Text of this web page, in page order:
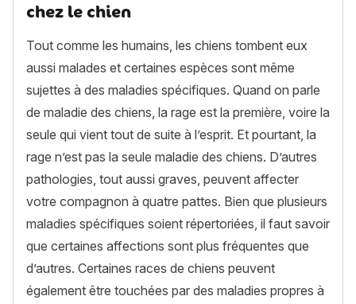
chez le chien
Tout comme les humains, les chiens tombent eux
aussi malades et certaines espèces sont même
sujettes à des maladies spécifiques. Quand on parle
de maladie des chiens, la rage est la première, voire la
seule qui vient tout de suite à l’esprit. Et pourtant, la
rage n’est pas la seule maladie des chiens. D’autres
pathologies, tout aussi graves, peuvent affecter
votre compagnon à quatre pattes. Bien que plusieurs
maladies spécifiques soient répertoriées, il faut savoir
que certaines affections sont plus fréquentes que
d’autres. Certaines races de chiens peuvent
également être touchées par des maladies propres à